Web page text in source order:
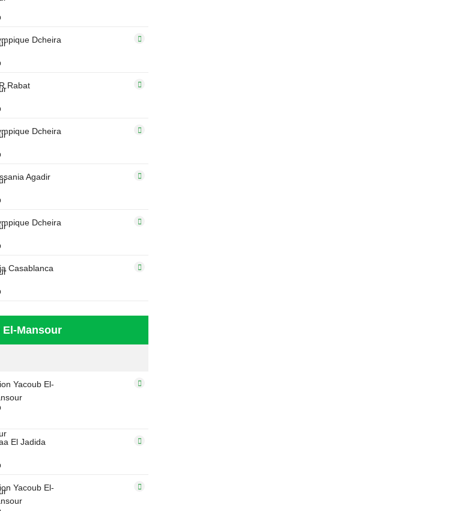
Dcheira
Rabat
Dcheira
Agadir
Dcheira
Casablanca
Mansour
Yacoub El-
El Jadida
Yacoub El-